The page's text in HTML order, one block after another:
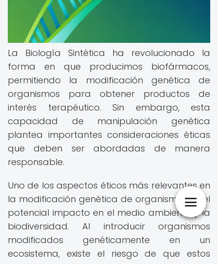
La Biología Sintética ha revolucionado la
forma en que producimos biofármacos,
permitiendo la modificación genética de
organismos para obtener productos de
interés terapéutico. Sin embargo, esta
capacidad de manipulación genética
plantea importantes consideraciones éticas
que deben ser abordadas de manera
responsable.
Uno de los aspectos éticos más relevantes en
la modificación genética de organismos es el
potencial impacto en el medio ambiente y la
biodiversidad. Al introducir organismos
modificados genéticamente en un
ecosistema, existe el riesgo de que estos